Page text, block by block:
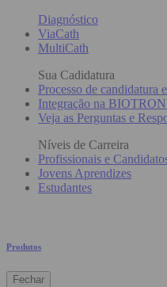
Diagnóstico
ViaCath
MultiCath
Sua Cadidatura
Processo de candidatura
Integração na
Veja as Perguntas e
Níveis de Carreira
Profissionais e
Jovens Aprendizes
Estudantes
Produtos
Fechar